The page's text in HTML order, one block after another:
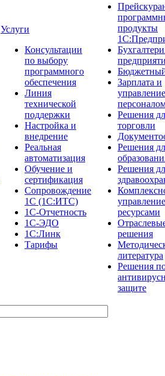
Услуги
Консультации
по выбору
программного
обеспечения
Линия
технической
поддержки
Настройка и
внедрение
Реальная
автоматизация
Обучение и
сертификация
Сопровождение
1С (1С:ИТС)
1С-Отчетность
1С-ЭДО
1С:Линк
Тарифы
продукты
Зарплата и
управление
Решения
торговли
Решения
Решения
управление
ресурсами
решения
литература
Решения
защите